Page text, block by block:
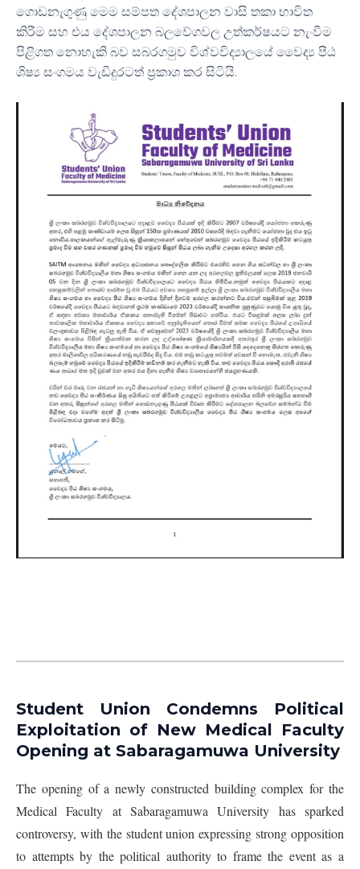
ගොඩනැගුණු මෙම සම්පත දේශපාලන වාසි තකා භාවිත
කිරීම සහ එය දේශපාලන බලවේගවල උත්කර්ෂයට නැංවීම
පිළිගත නොහැකි බව සබරගමුව විශ්වවිද්‍යාලයේ වෛද්‍ය පීඨ
ශිෂ්‍ය සංගමය වැඩිදුරටත් ප්‍රකාශ කර සිටියි.
Student Union Condemns Political
Exploitation of New Medical Faculty
Opening at Sabaragamuwa University
The opening of a newly constructed building complex for the
Medical Faculty at Sabaragamuwa University has sparked
controversy, with the student union expressing strong opposition
to attempts by the political authority to frame the event as a